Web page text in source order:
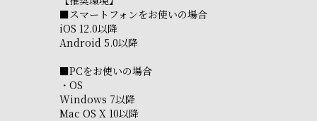
■スマートフォンをお使いの場合
iOS 12.0以降
Android 5.0以降
■PCをお使いの場合
・OS
Windows 7以降
Mac OS X 10以降